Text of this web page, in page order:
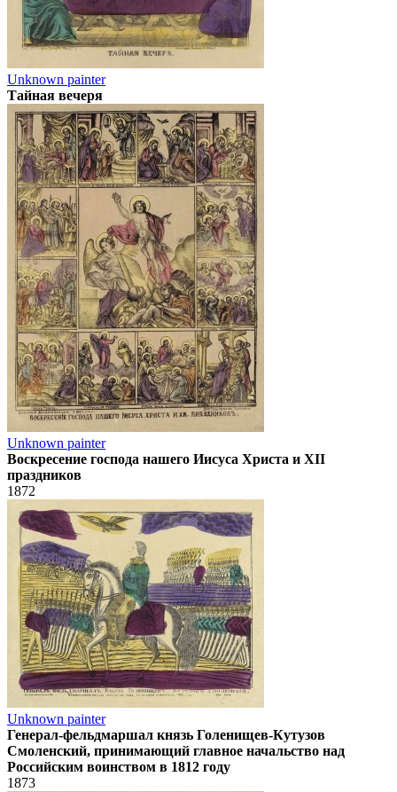
Unknown painter
Тайная вечеря
Unknown painter
Воскресение господа нашего Иисуса Христа и XII
праздников
1872
Unknown painter
Генерал-фельдмаршал князь Голенищев-Кутузов
Смоленский, принимающий главное начальство над
Российским воинством в 1812 году
1873